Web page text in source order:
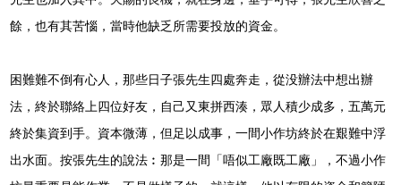
餘，也有其苦惱，當時他缺乏所需要投放的資金。
困難難不倒有心人，那些日子張先生四處奔走，從没辦法中想出辦
法，終於聯絡上四位好友，自己又東拼西湊，眾人積少成多，五萬元
終於集資到手。資本微薄，但足以成事，一間小作坊終於在艱難中浮
出水面。按張先生的說法︰那是一間「唔似工廠既工廠」，不過小作